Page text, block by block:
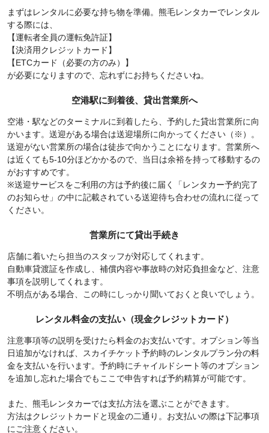
まずはレンタルに必要な持ち物を準備。熊毛レンタカーでレンタル
する際には、
【運転者全員の運転免許証】
【決済用クレジットカード】
【ETCカード（必要の方のみ）】
が必要になりますので、忘れずにお持ちくださいね。
空港駅に到着後、貸出営業所へ
空港・駅などのターミナルに到着したら、予約した貸出営業所に向
かいます。送迎がある場合は送迎場所に向かってください（※）。
送迎がない営業所の場合は徒歩で向かうことになります。営業所へ
は近くても5-10分ほどかかるので、当日は余裕を持って移動するの
がおすすめです。
※送迎サービスをご利用の方は予約後に届く「レンタカー予約完了
のお知らせ」の中に記載されている送迎待ち合わせの流れに従って
ください。
営業所にて貸出手続き
店舗に着いたら担当のスタッフが対応してくれます。
自動車貸渡証を作成し、補償内容や事故時の対応負担金など、注意
事項を説明してくれます。
不明点がある場合、この時にしっかり聞いておくと良いでしょう。
レンタル料金の支払い（現金クレジットカード）
注意事項等の説明を受けたら料金のお支払いです。オプション等当
日追加がなければ、スカイチケット予約時のレンタルプラン分の料
金を支払いを行います。予約時にチャイルドシート等のオプション
を追加し忘れた場合でもここで申告すれば予約精算が可能です。
また、熊毛レンタカーでは支払方法を選ぶことができます。
方法はクレジットカードと現金の二通り。お支払いの際は下記事項
にご注意ください。